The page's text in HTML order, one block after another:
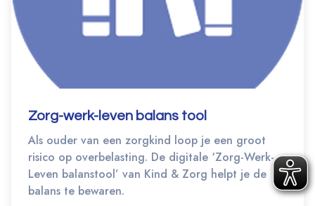
Zorg-werk-leven balans tool
Als ouder van een zorgkind loop je een groot
risico op overbelasting. De digitale ‘Zorg-Werk-
Leven balanstool’ van Kind & Zorg helpt je de
balans te bewaren.